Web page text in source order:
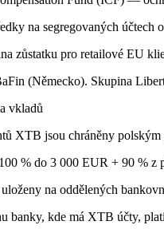
na segregovaných účtech
zůstatku pro retailové EU
(Německo). Skupina
vkladů
XTB jsou chráněny
% do 3 000 EUR + 90 % z
na oddělených
banky, kde má XTB účty,